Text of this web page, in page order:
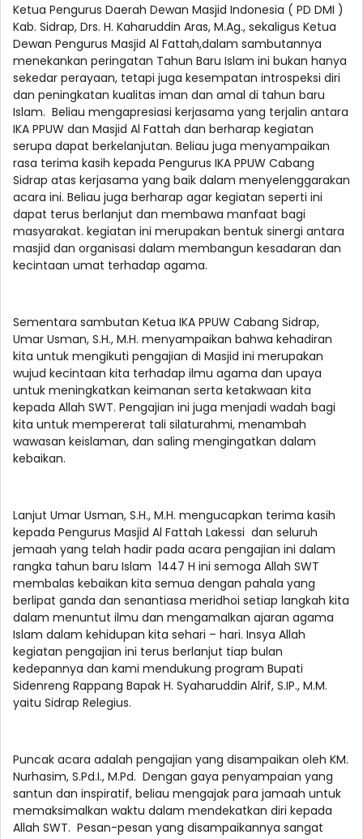
Ketua Pengurus Daerah Dewan Masjid Indonesia ( PD DMI )
Kab. Sidrap, Drs. H. Kaharuddin Aras, M.Ag., sekaligus Ketua
Dewan Pengurus Masjid Al Fattah,dalam sambutannya
menekankan peringatan Tahun Baru Islam ini bukan hanya
sekedar perayaan, tetapi juga kesempatan introspeksi diri
dan peningkatan kualitas iman dan amal di tahun baru
Islam. Beliau mengapresiasi kerjasama yang terjalin antara
IKA PPUW dan Masjid Al Fattah dan berharap kegiatan
serupa dapat berkelanjutan. Beliau juga menyampaikan
rasa terima kasih kepada Pengurus IKA PPUW Cabang
Sidrap atas kerjasama yang baik dalam menyelenggarakan
acara ini. Beliau juga berharap agar kegiatan seperti ini
dapat terus berlanjut dan membawa manfaat bagi
masyarakat. kegiatan ini merupakan bentuk sinergi antara
masjid dan organisasi dalam membangun kesadaran dan
kecintaan umat terhadap agama.
Sementara sambutan Ketua IKA PPUW Cabang Sidrap,
Umar Usman, S.H., M.H. menyampaikan bahwa kehadiran
kita untuk mengikuti pengajian di Masjid ini merupakan
wujud kecintaan kita terhadap ilmu agama dan upaya
untuk meningkatkan keimanan serta ketakwaan kita
kepada Allah SWT. Pengajian ini juga menjadi wadah bagi
kita untuk mempererat tali silaturahmi, menambah
wawasan keislaman, dan saling mengingatkan dalam
kebaikan.
Lanjut Umar Usman, S.H., M.H. mengucapkan terima kasih
kepada Pengurus Masjid Al Fattah Lakessi dan seluruh
jemaah yang telah hadir pada acara pengajian ini dalam
rangka tahun baru Islam 1447 H ini semoga Allah SWT
membalas kebaikan kita semua dengan pahala yang
berlipat ganda dan senantiasa meridhoi setiap langkah kita
dalam menuntut ilmu dan mengamalkan ajaran agama
Islam dalam kehidupan kita sehari – hari. Insya Allah
kegiatan pengajian ini terus berlanjut tiap bulan
kedepannya dan kami mendukung program Bupati
Sidenreng Rappang Bapak H. Syaharuddin Alrif, S.IP., M.M.
yaitu Sidrap Relegius.
Puncak acara adalah pengajian yang disampaikan oleh KM.
Nurhasim, S.Pd.I., M.Pd. Dengan gaya penyampaian yang
santun dan inspiratif, beliau mengajak para jamaah untuk
memaksimalkan waktu dalam mendekatkan diri kepada
Allah SWT. Pesan-pesan yang disampaikannya sangat